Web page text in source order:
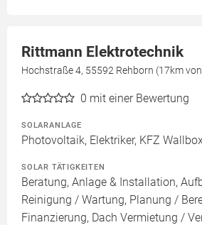
Rittmann Elektrotechnik
Hochstraße 4, 55592 Rehborn (17km
0 mit einer Bewertung
SOLARANLAGE
Photovoltaik, Elektriker, KFZ
SOLAR TÄTIGKEITEN
Beratung, Anlage & Installation,
Reinigung / Wartung, Planung /
Finanzierung, Dach Vermietung /